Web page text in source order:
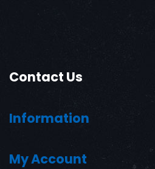
Contact Us
Information
My Account